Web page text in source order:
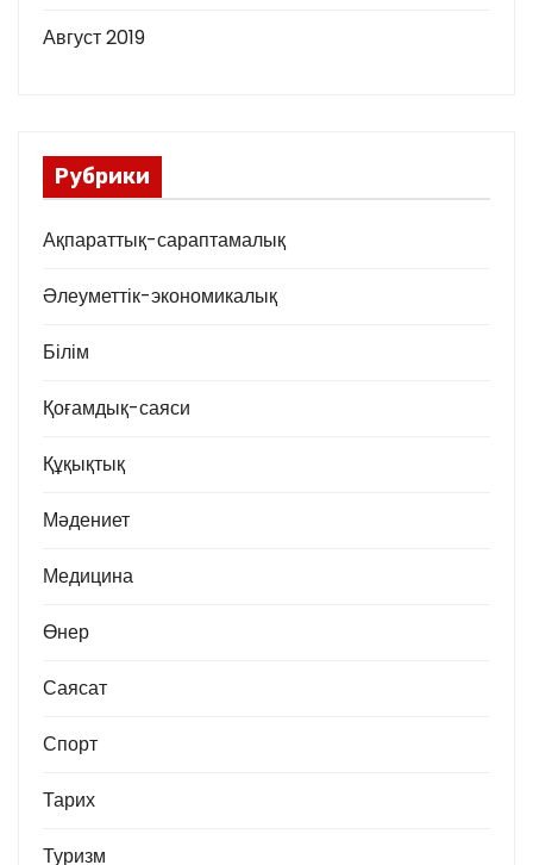
Август 2019
Рубрики
Ақпараттық-сараптамалық
Әлеуметтік-экономикалық
Білім
Қоғамдық-саяси
Құқықтық
Мәдениет
Медицина
Өнер
Саясат
Спорт
Тарих
Туризм